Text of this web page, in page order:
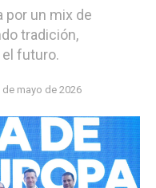
por un mix de
tradición,
el futuro.
de mayo de 2026